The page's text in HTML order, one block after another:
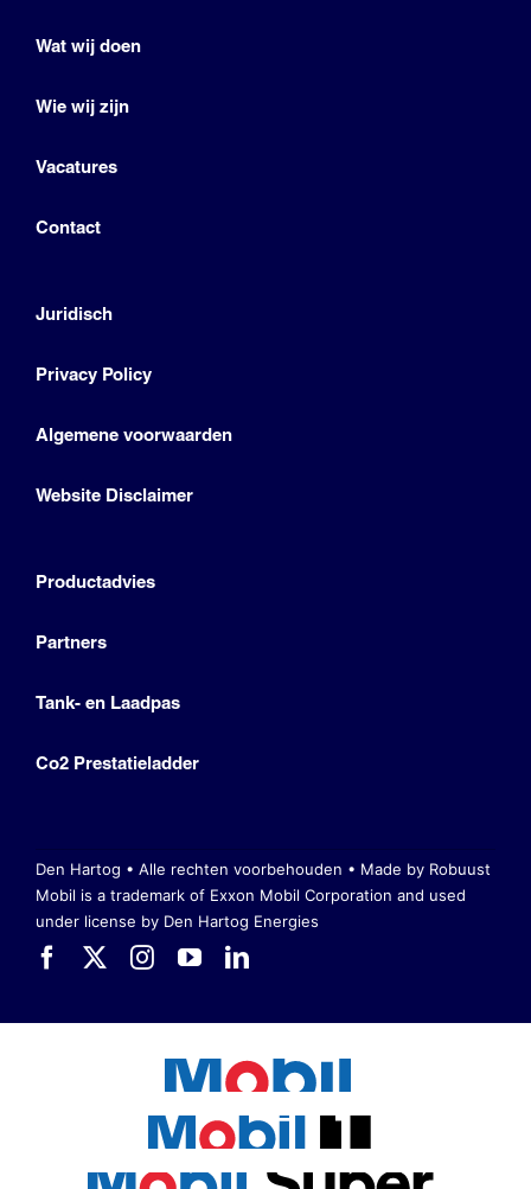
Wat wij doen
Wie wij zijn
Vacatures
Contact
Juridisch
Privacy Policy
Algemene voorwaarden
Website Disclaimer
Productadvies
Partners
Tank- en Laadpas
Co2 Prestatieladder
Den Hartog • Alle rechten voorbehouden • Made by Robuust
Mobil is a trademark of Exxon Mobil Corporation and used
under license by Den Hartog Energies